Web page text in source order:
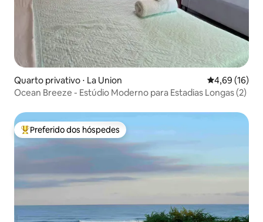
Quarto privativo ⋅ La Union 4,69 de uma
4,69 (16)
Ocean Breeze - Estúdio Moderno para Estadias Longas (2)
Entre os melhores preferidos dos hóspedes
Preferido dos hóspedes